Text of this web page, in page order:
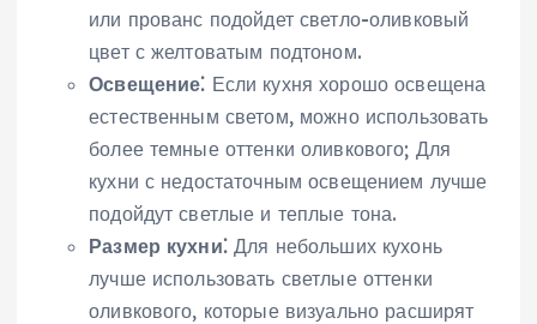
или прованс подойдет светло-оливковый
цвет с желтоватым подтоном.
Освещение⁚ Если кухня хорошо освещена
естественным светом, можно использовать
более темные оттенки оливкового; Для
кухни с недостаточным освещением лучше
подойдут светлые и теплые тона.
Размер кухни⁚Для небольших кухонь
лучше использовать светлые оттенки
оливкового, которые визуально расширят